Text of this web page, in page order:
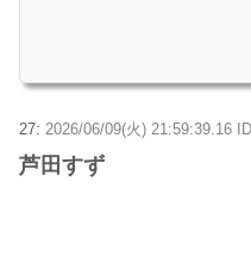
27: 2026/06/09(火) 21:59:39.16
芦田すず